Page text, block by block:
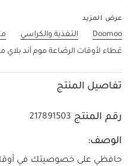
عرض المزيد
Doomoo التغذية والكراسي
غطاء لأوقات الرضاعة موم آند
تفاصيل المنتج
رقم المنتج 217891503
الوصف:
حافظي على خصوصيتك في